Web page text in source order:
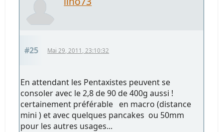
#25 Mai 29, 2011, 23:10:32
En attendant les Pentaxistes peuvent se
consoler avec le 2,8 de 90 de 400g aussi !
certainement préférable en macro (distance
mini ) et avec quelques pancakes ou 50mm
pour les autres usages...